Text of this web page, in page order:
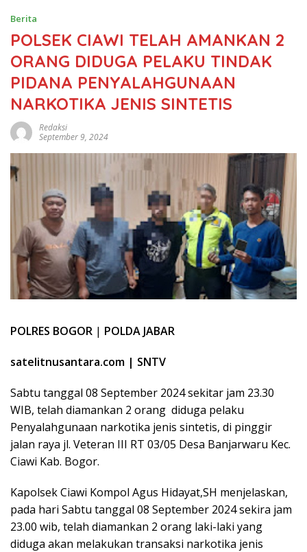
Berita
POLSEK CIAWI TELAH AMANKAN 2
ORANG DIDUGA PELAKU TINDAK
PIDANA PENYALAHGUNAAN
NARKOTIKA JENIS SINTETIS
Redaksi
September 9, 2024
POLRES BOGOR | POLDA JABAR
satelitnusantara.com | SNTV
Sabtu tanggal 08 September 2024 sekitar jam 23.30
WIB, telah diamankan 2 orang diduga pelaku
Penyalahgunaan narkotika jenis sintetis, di pinggir
jalan raya jl. Veteran III RT 03/05 Desa Banjarwaru Kec.
Ciawi Kab. Bogor.
Kapolsek Ciawi Kompol Agus Hidayat,SH menjelaskan,
pada hari Sabtu tanggal 08 September 2024 sekira jam
23.00 wib, telah diamankan 2 orang laki-laki yang
diduga akan melakukan transaksi narkotika jenis